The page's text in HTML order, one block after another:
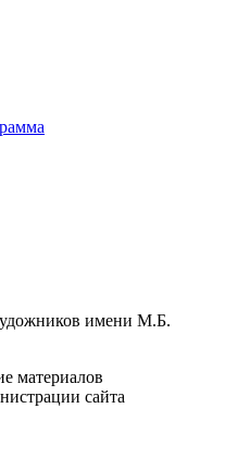
имени М.Б.
материалов
сайта